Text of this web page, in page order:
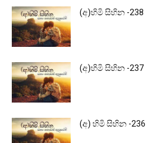
(අ)හිමි සිහින -238
(අ)හිමි සිහින -237
(අ) හිමි සිහින -236